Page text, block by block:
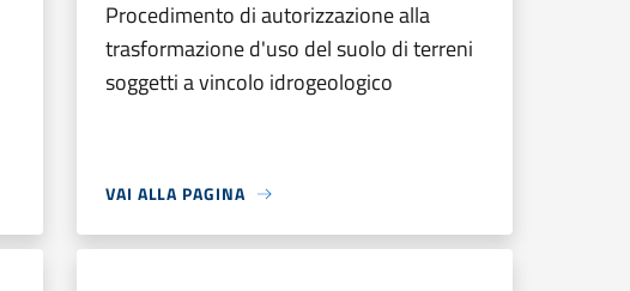
Procedimento di autorizzazione alla
trasformazione d'uso del suolo di terreni
soggetti a vincolo idrogeologico
VAI ALLA PAGINA